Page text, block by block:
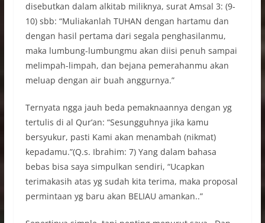
disebutkan dalam alkitab miliknya, surat Amsal 3: (9-
10) sbb: “Muliakanlah TUHAN dengan hartamu dan
dengan hasil pertama dari segala penghasilanmu,
maka lumbung-lumbungmu akan diisi penuh sampai
melimpah-limpah, dan bejana pemerahanmu akan
meluap dengan air buah anggurnya.”
Ternyata ngga jauh beda pemaknaannya dengan yg
tertulis di al Qur’an: “Sesungguhnya jika kamu
bersyukur, pasti Kami akan menambah (nikmat)
kepadamu.”(Q.s. Ibrahim: 7) Yang dalam bahasa
bebas bisa saya simpulkan sendiri, “Ucapkan
terimakasih atas yg sudah kita terima, maka proposal
permintaan yg baru akan BELIAU amankan..”